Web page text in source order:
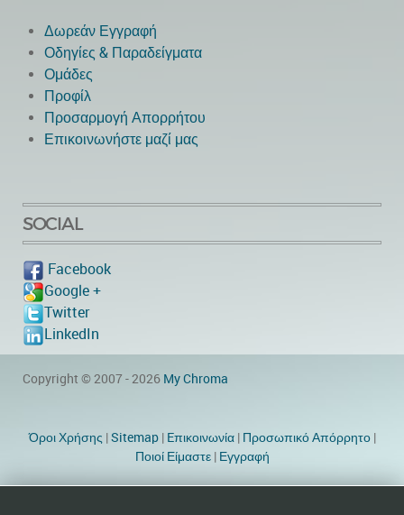
Δωρεάν Εγγραφή
Οδηγίες & Παραδείγματα
Ομάδες
Προφίλ
Προσαρμογή Απορρήτου
Επικοινωνήστε μαζί μας
SOCIAL
Facebook
Google +
Twitter
LinkedIn
Copyright © 2007 - 2026 My Chroma
Όροι Χρήσης |Sitemap| Eπικοινωνία| Προσωπικό Απόρρητο|
Ποιοί Είμαστε| Εγγραφή